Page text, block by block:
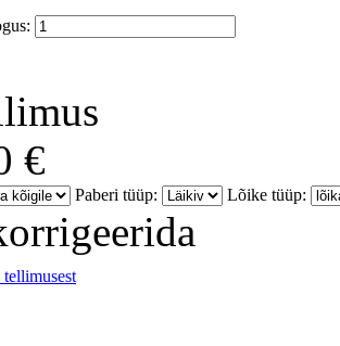
€
Paberi tüüp: Lõike tüüp: